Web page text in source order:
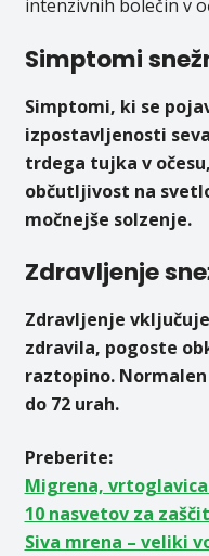
intenzivnih bolečin v
Simptomi
Simptomi, ki se
izpostavljenosti
trdega tujka v
občutljivost na
močnejše solzenje.
Zdravljenje
Zdravljenje
zdravila, pogoste
raztopino.
do 72 urah.
Preberite:
Migrena,
10 nasvetov za
Siva mrena – veliki